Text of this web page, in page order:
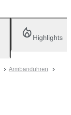
Highlights
Armbanduhren